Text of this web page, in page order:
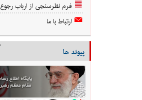
فرم نظرسنجی از ارباب رجوع
ارتباط با ما
پیوند ها